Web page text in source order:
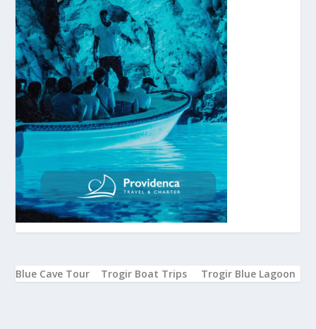
Blue Cave Tour Trogir Boat Trips Trogir Blue Lagoon